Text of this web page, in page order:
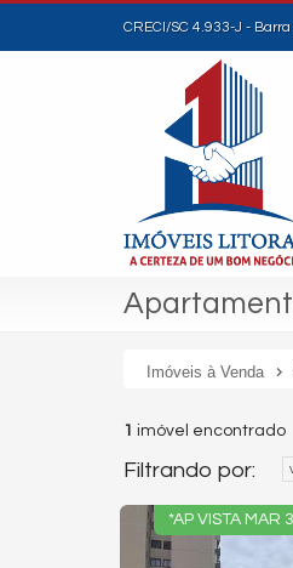
CRECI/SC 4.933-J -
Imóveis à Venda
1 imóvel encontrado
Filtrando por:
*AP VISTA MAR